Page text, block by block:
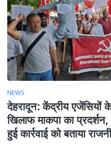
NEWS
देहरादून: केंद्रीय
खिलाफ माकपा का
हुई कार्रवाई को बताया